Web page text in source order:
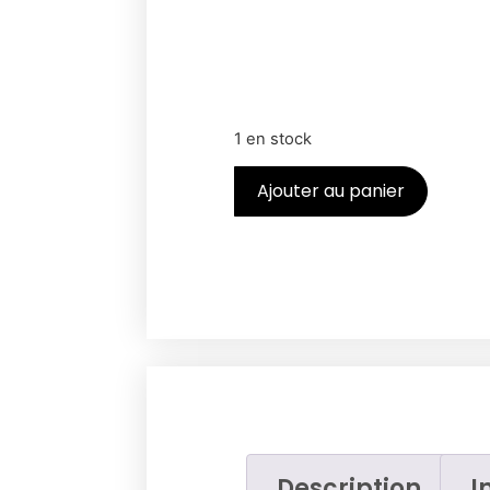
1 en stock
Ajouter au panier